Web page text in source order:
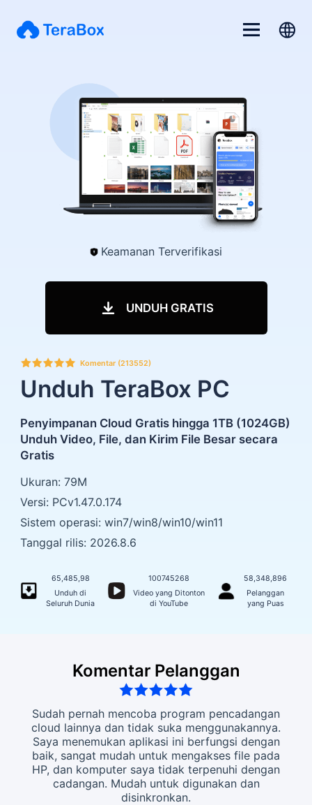
Keamanan Terverifikasi
UNDUH GRATIS
Komentar (213552)
Unduh TeraBox PC
Penyimpanan Cloud Gratis hingga 1TB (1024GB)
Unduh Video, File, dan Kirim File Besar secara
Gratis
Ukuran: 79M
Versi: PCv1.47.0.174
Sistem operasi: win7/win8/win10/win11
Tanggal rilis: 2026.8.6
65,485,98
Unduh di
Seluruh Dunia
100745268
Video yang Ditonton
di YouTube
58,348,896
Pelanggan
yang Puas
Komentar Pelanggan
Sudah pernah mencoba program pencadangan
cloud lainnya dan tidak suka menggunakannya.
Saya menemukan aplikasi ini berfungsi dengan
baik, sangat mudah untuk mengakses file pada
HP, dan komputer saya tidak terpenuhi dengan
cadangan. Mudah untuk digunakan dan
disinkronkan.